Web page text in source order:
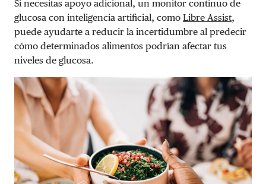
Si necesitas apoyo adicional, un monitor continuo de
glucosa con inteligencia artificial, como Libre Assist,
puede ayudarte a reducir la incertidumbre al predecir
cómo determinados alimentos podrían afectar tus
niveles de glucosa.